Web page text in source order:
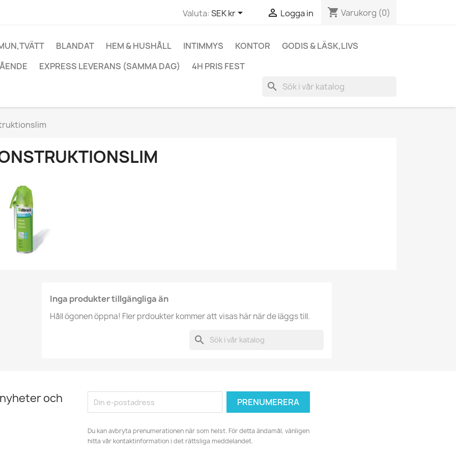
Valuta:SEK kr  Logga in shopping_cart Varukorg (0)
BLANDAT HEM & HUSHÅLL INTIMMYS KONTOR
GODIS & LÄSK,LIVS
EXPRESS LEVERANS (SAMMA DAG) 4H PRIS FEST
search
Inga produkter tillgängliga än
Håll ögonen öppna! Fler prdoukter kommer att visas här när de läggs till.
search
och
Du kan avbryta prenumerationen när som helst. För detta ändamål, vänligen
hitta vår kontaktinformation i det rättsliga meddelandet.